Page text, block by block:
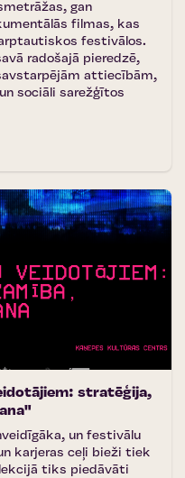
gan
filmas, kas
festivālos.
radošajā pieredzē,
attiecībām,
sociāli sarežģītos
stratēģija,
un festivālu
karjeras ceļi bieži tiek
tiks piedāvāti